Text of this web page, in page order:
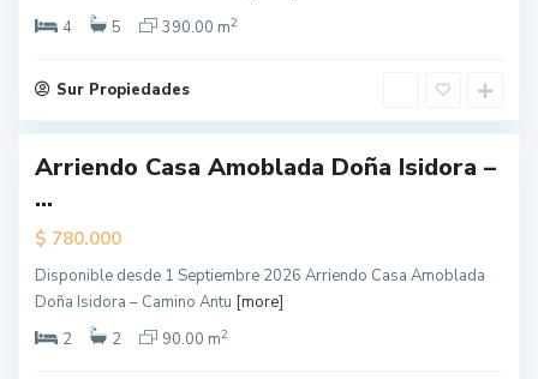
4
5 390.00 m2
Sur Propiedades
Á
n
l
e
s
Arriendo Casa Amoblada Doña Isidora –
...
$ 780.000
Disponible desde 1 Septiembre 2026 Arriendo Casa Amoblada
Doña Isidora – Camino Antu [more]
2
2 90.00 m2